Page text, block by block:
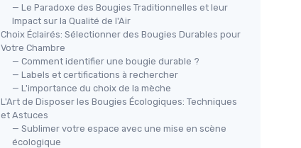
— Le Paradoxe des Bougies Traditionnelles et leur
Impact sur la Qualité de l'Air
Choix Éclairés: Sélectionner des Bougies Durables pour
Votre Chambre
— Comment identifier une bougie durable ?
— Labels et certifications à rechercher
— L'importance du choix de la mèche
L'Art de Disposer les Bougies Écologiques: Techniques
et Astuces
— Sublimer votre espace avec une mise en scène
écologique